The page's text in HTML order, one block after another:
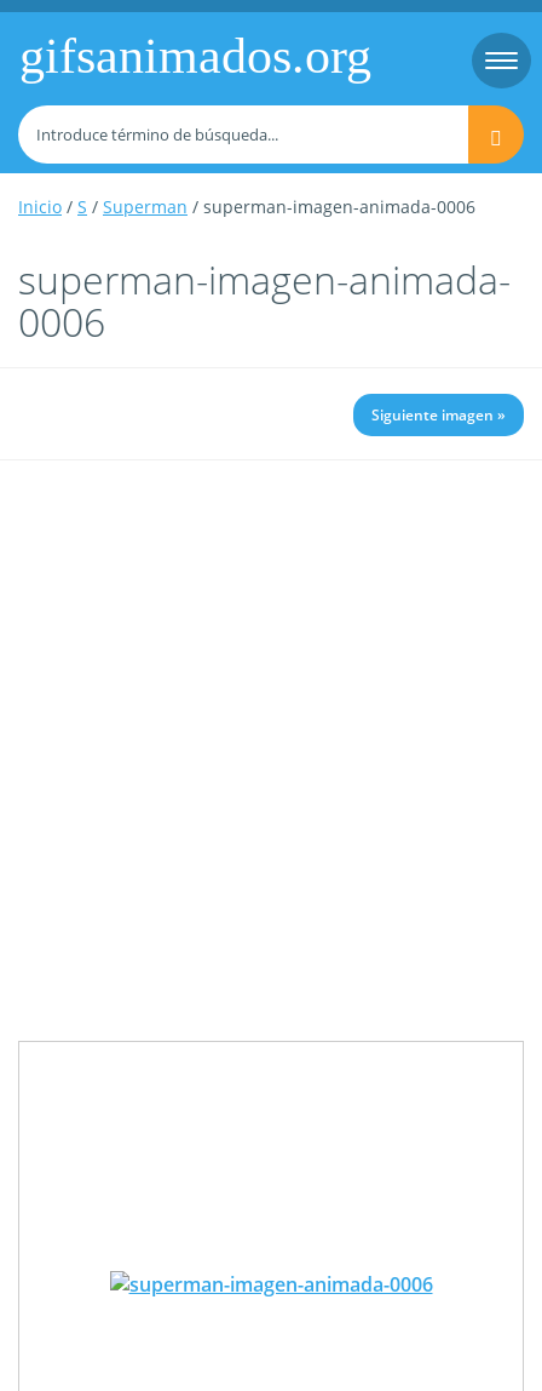
gifsanimados.org
Inicio / S / Superman / superman-imagen-animada-0006
superman-imagen-animada-
0006
Siguiente imagen »